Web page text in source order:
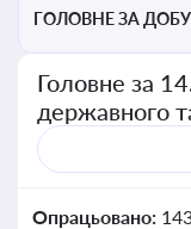
ГОЛОВНЕ ЗА ДОБУ
Головне за
державного
Опрацьовано: